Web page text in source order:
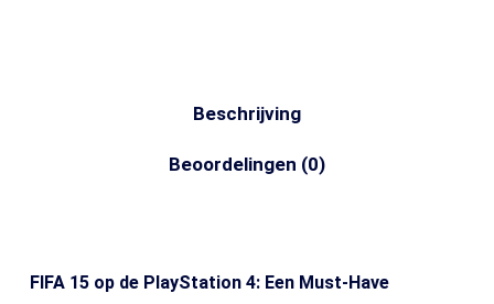
Beschrijving
Beoordelingen (0)
FIFA 15 op de PlayStation 4: Een Must-Have